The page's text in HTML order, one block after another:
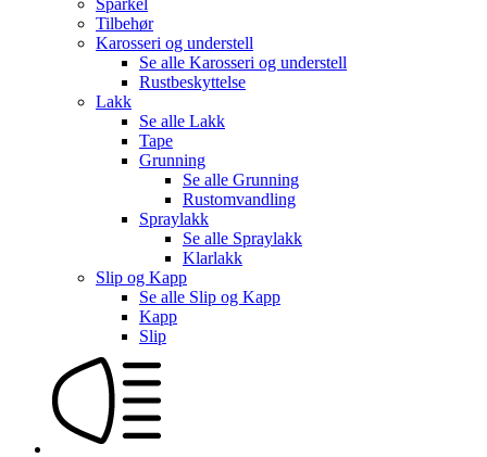
Tilbehør
Karosseri og understell
Se alle Karosseri og understell
Rustbeskyttelse
Lakk
Se alle Lakk
Tape
Grunning
Se alle Grunning
Rustomvandling
Spraylakk
Se alle Spraylakk
Klarlakk
Slip og Kapp
Se alle Slip og Kapp
Kapp
Slip